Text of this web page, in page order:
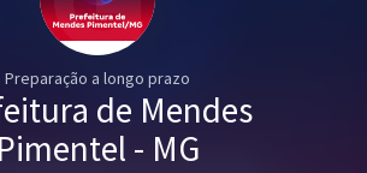
Preparação a longo prazo
de Mendes
Pimentel - MG